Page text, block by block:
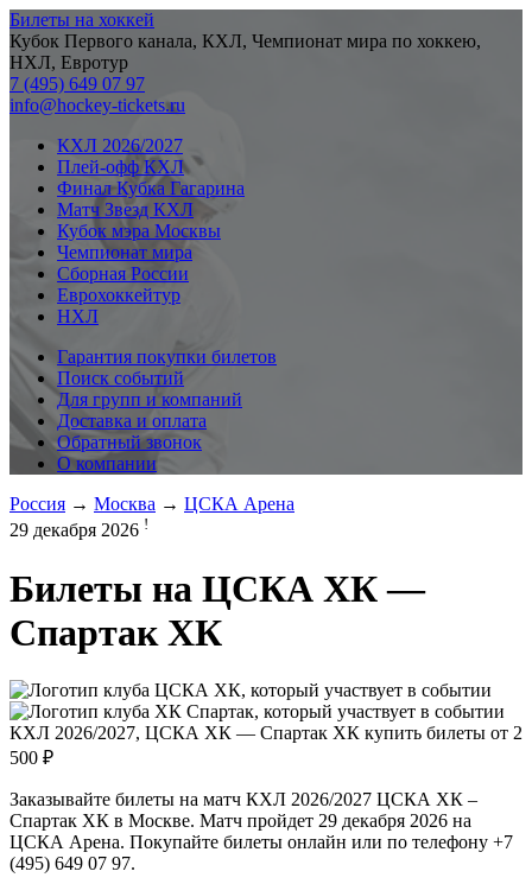
Билеты на хоккей
Кубок Первого канала, КХЛ, Чемпионат мира по хоккею,
НХЛ, Евротур
7 (495) 649 07 97
info@hockey-tickets.ru
КХЛ 2026/2027
Плей-офф КХЛ
Финал Кубка Гагарина
Матч Звезд КХЛ
Кубок мэра Москвы
Чемпионат мира
Сборная России
Еврохоккейтур
НХЛ
Гарантия покупки билетов
Поиск событий
Для групп и компаний
Доставка и оплата
Обратный звонок
О компании
Россия → Москва → ЦСКА Арена
29 декабря 2026 !
Билеты на ЦСКА ХК —
Спартак ХК
КХЛ 2026/2027, ЦСКА ХК — Спартак ХК купить билеты от 2
500 ₽
Заказывайте билеты на матч КХЛ 2026/2027 ЦСКА ХК –
Спартак ХК в Москве. Матч пройдет 29 декабря 2026 на
ЦСКА Арена. Покупайте билеты онлайн или по телефону +7
(495) 649 07 97.